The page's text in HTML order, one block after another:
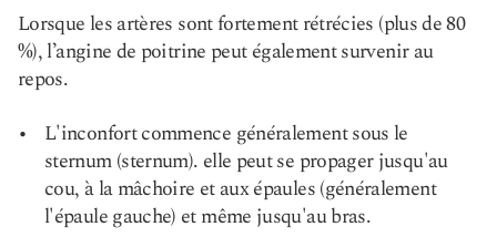
Lorsque les artères sont fortement rétrécies (plus de 80
%), l’angine de poitrine peut également survenir au
repos.
L'inconfort commence généralement sous le
sternum (sternum). elle peut se propager jusqu'au
cou, à la mâchoire et aux épaules (généralement
l'épaule gauche) et même jusqu'au bras.